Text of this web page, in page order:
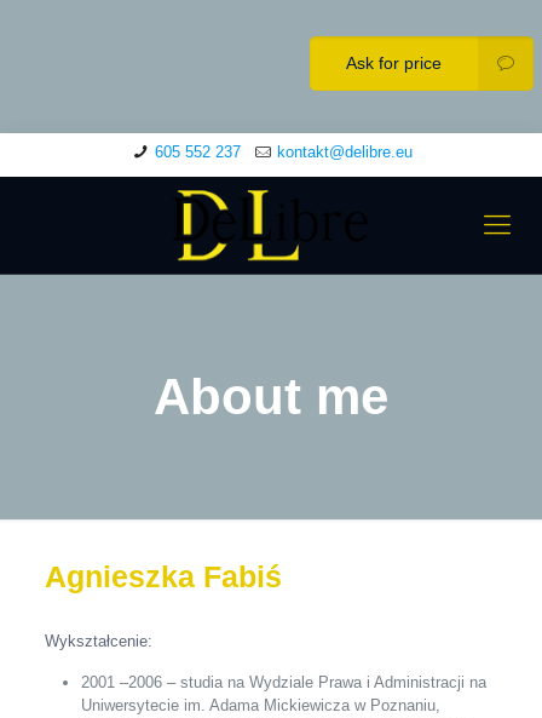
Ask for price
605 552 237 kontakt@delibre.eu
About me
Agnieszka Fabiś
Wykształcenie:
2001 –2006 – studia na Wydziale Prawa i Administracji na
Uniwersytecie im. Adama Mickiewicza w Poznaniu,